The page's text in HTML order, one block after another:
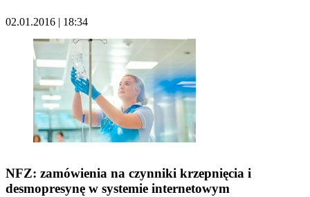
02.01.2016 | 18:34
NFZ: zamówienia na czynniki krzepnięcia i
desmopresynę w systemie internetowym